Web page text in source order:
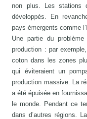
non plus. Les stations
développés. En
pays émergents comme
Une partie du
production : par
coton dans les zones
qui éviteraient un
production massive. La
a été épuisée en
le monde. Pendant ce
dans d’autres régions.